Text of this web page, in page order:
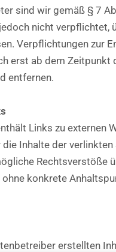
sind wir gemäß § 7
nicht verpflichtet,
Verpflichtungen zur
erst ab dem Zeitpunkt
entfernen.
Links zu externen
die Inhalte der
Rechtsverstöße
konkrete
erstellten